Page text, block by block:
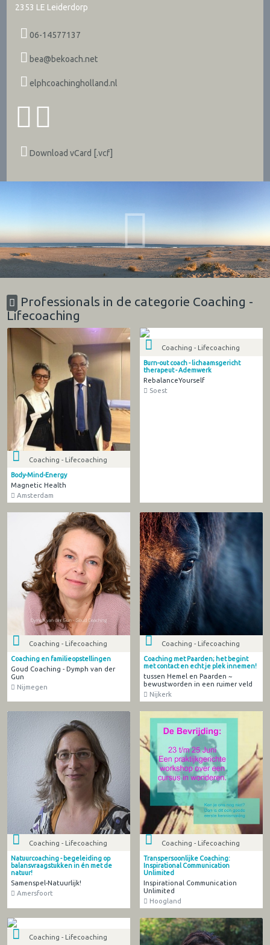
2353 LE Leiderdorp
06-14577137
bea@bekoach.net
elphcoachingholland.nl
Download vCard [.vcf]
Professionals in de categorie Coaching -
Lifecoaching
Coaching - Lifecoaching
Body-Mind-Energy
Magnetic Health
Amsterdam
Coaching - Lifecoaching
Burn-out coach - lichaamsgericht
therapeut - Ademwerk
RebalanceYourself
Soest
Coaching - Lifecoaching
Coaching en familieopstellingen
Goud Coaching - Dymph van der
Gun
Nijmegen
Coaching - Lifecoaching
Coaching met Paarden; het begint
met contact en echt je plek innemen!
tussen Hemel en Paarden ~
bewustworden in een ruimer veld
Nijkerk
Coaching - Lifecoaching
Natuurcoaching - begeleiding op
balansvraagstukken in én met de
natuur!
Samenspel-Natuurlijk!
Amersfoort
Coaching - Lifecoaching
Transpersoonlijke Coaching:
Inspirational Communication
Unlimited
Inspirational Communication
Unlimited
Hoogland
Coaching - Lifecoaching